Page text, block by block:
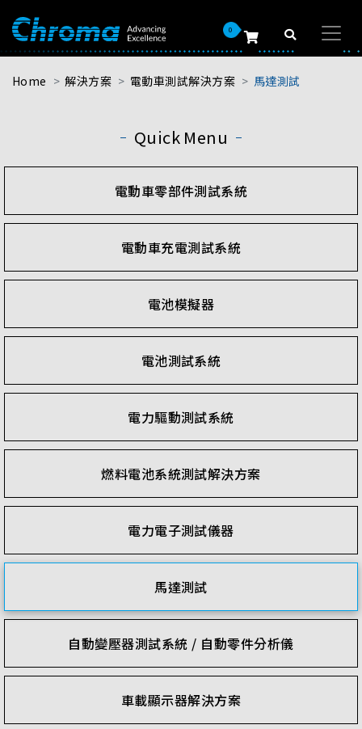
0
Home 解決方案 電動車測試解決方案 馬達測試
Quick Menu
電動車零部件測試系統
電動車充電測試系統
電池模擬器
電池測試系統
電力驅動測試系統
燃料電池系統測試解決方案
電力電子測試儀器
馬達測試
自動變壓器測試系統 / 自動零件分析儀
車載顯示器解決方案